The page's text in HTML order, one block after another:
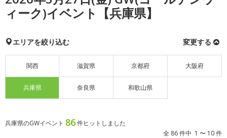
ィーク)イベント【兵庫県】
エリアを絞り込む 変更する
関西 滋賀県 京都府 大阪府
兵庫県 奈良県 和歌山県
兵庫県のGWイベント 86件ヒットしました
全 86 件中 1 〜 10 件